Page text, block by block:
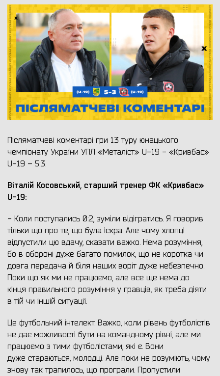
Післяматчеві коментарі гри 13 туру юнацького
чемпіонату України УПЛ «Металіст» U-19 - «Кривбас»
U-19 – 5:3.
Віталій Косовський, старший тренер ФК «Кривбас»
U-19:
- Коли поступались 0:2, зуміли відігратись. Я говорив
тільки що про те, що була іскра. Але чому хлопці
відпустили цю вдачу, сказати важко. Нема розуміння,
бо в обороні дуже багато помилок, що не коротка чи
довга передача й біля наших воріт дуже небезпечно.
Поки що як ми не працюємо, але все ще нема до
кінця правильного розуміння у гравців, як треба діяти
в тій чи іншій ситуації.
Це футбольний інтелект. Важко, коли рівень футболістів
не дає можливості бути на командному рівні, але ми
працюємо з тими футболістами, які є. Вони
дуже стараються, молодці. Але поки не розуміють, чому
знову так трапилось, що програли. Пропустили